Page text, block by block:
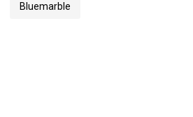
Bluemarble